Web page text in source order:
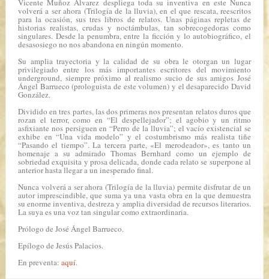
Vicente Muñoz Álvarez despliega toda su inventiva en este Nunca
volverá a ser ahora (Trilogía de la lluvia), en el que rescata, reescritos
para la ocasión, sus tres libros de relatos. Unas páginas repletas de
historias realistas, crudas y noctámbulas, tan sobrecogedoras como
singulares. Desde la penumbra, entre la ficción y lo autobiográfico, el
desasosiego no nos abandona en ningún momento.
Su amplia trayectoria y la calidad de su obra le otorgan un lugar
privilegiado entre los más importantes escritores del movimiento
underground, siempre próximo al realismo sucio de sus amigos José
Ángel Barrueco (prologuista de este volumen) y el desaparecido David
González.
Dividido en tres partes, las dos primeras nos presentan relatos duros que
rozan el terror, como en “El despellejador”; el agobio y un ritmo
asfixiante nos persiguen en “Perro de la lluvia”; el vacío existencial se
exhibe en “Una vida modelo” y el costumbrismo más realista tiñe
“Pasando el tiempo”. La tercera parte, «El merodeador», es tanto un
homenaje a su admirado Thomas Bernhard como un ejemplo de
sobriedad exquisita y prosa delicada, donde cada relato se superpone al
anterior hasta llegar a un inesperado final.
Nunca volverá a ser ahora (Trilogía de la lluvia) permite disfrutar de un
autor imprescindible, que suma ya una vasta obra en la que demuestra
su enorme inventiva, destreza y amplia diversidad de recursos literarios.
La suya es una voz tan singular como extraordinaria.
Prólogo de José Ángel Barrueco.
Epílogo de Jesús Palacios.
En preventa: aquí.